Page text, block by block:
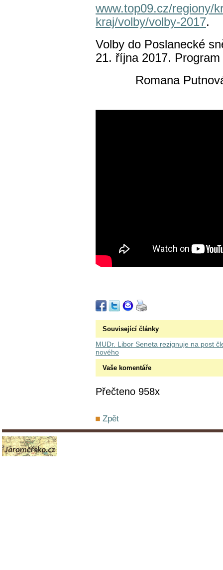
www.top09.cz/regiony/
kraj/volby/volby-2017.
Volby do Poslanecké
21. října 2017.
Romana
Související články
MUDr. Libor Seneta rezignuje na post
nového
Vaše komentáře
Přečteno 958x
Zpět